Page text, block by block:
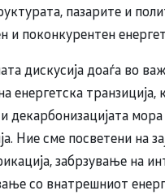
пазарите и
и поконкурентен
дискусија доаѓа во
енергетска
декарбонизацијата
Ние сме посветени на
забрзување на
со внатрешниот